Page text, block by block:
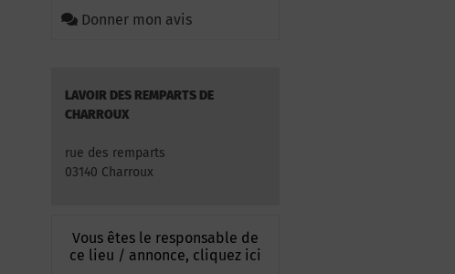
Donner mon avis
LAVOIR DES REMPARTS DE
CHARROUX
rue des remparts
03140 Charroux
Vous êtes le responsable de
ce lieu / annonce, cliquez ici